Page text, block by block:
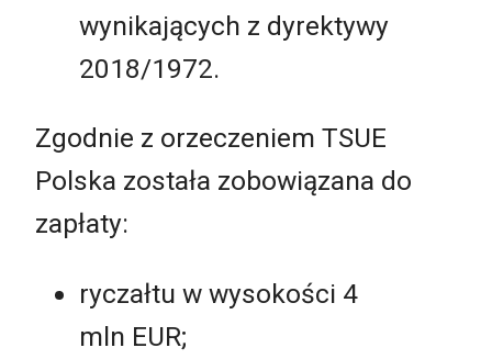
wynikających z dyrektywy
2018/1972.
Zgodnie z orzeczeniem TSUE
Polska została zobowiązana do
zapłaty:
ryczałtu w wysokości 4
mln EUR;